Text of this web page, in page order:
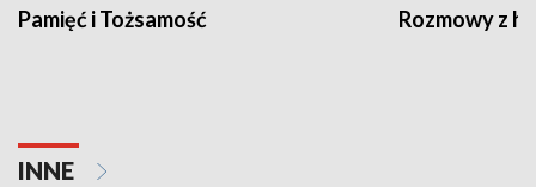
Pamięć i Tożsamość Rozmowy z
INNE